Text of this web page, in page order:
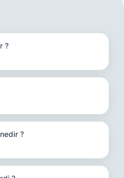
?
?